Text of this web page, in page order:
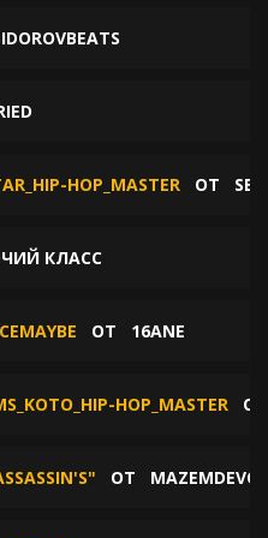
HOP_MASTER ОТ
КЛАСС
ОТ 16ANE
HOP_MASTER
ОТ MAZEMDEVOL